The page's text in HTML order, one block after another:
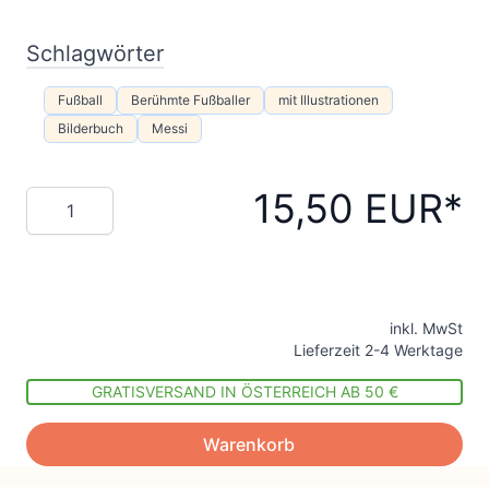
Schlagwörter
Fußball Berühmte Fußballer
mit Illustrationen
Bilderbuch
Messi
Menge 15,50 EUR
inkl. MwSt
Lieferzeit 2-4 Werktage
GRATISVERSAND IN ÖSTERREICH AB 50 €
Warenkorb